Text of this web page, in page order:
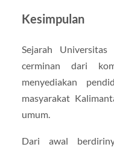
Kesimpulan
Sejarah Universitas
cerminan dari
menyediakan
masyarakat
umum.
Dari awal